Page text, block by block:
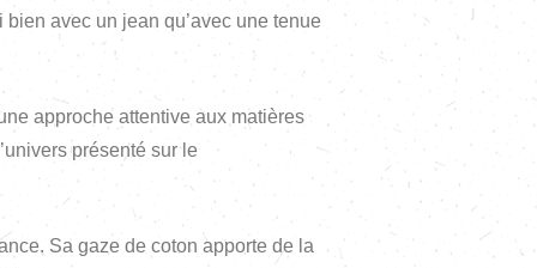
avec un jean qu’avec une tenue
approche attentive aux matières
présenté sur le
Sa gaze de coton apporte de la